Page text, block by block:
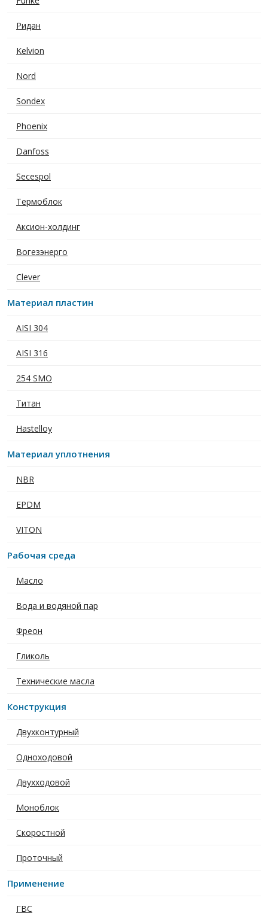
Ридан
Kelvion
Nord
Sondex
Phoenix
Danfoss
Secespol
Термоблок
Аксион-холдинг
Вогезэнерго
Clever
Материал пластин
AISI 304
AISI 316
254 SMO
Титан
Hastelloy
Материал уплотнения
NBR
EPDM
VITON
Рабочая среда
Масло
Вода и водяной пар
Фреон
Гликоль
Технические масла
Конструкция
Двухконтурный
Одноходовой
Двухходовой
Моноблок
Скоростной
Проточный
Применение
ГВС